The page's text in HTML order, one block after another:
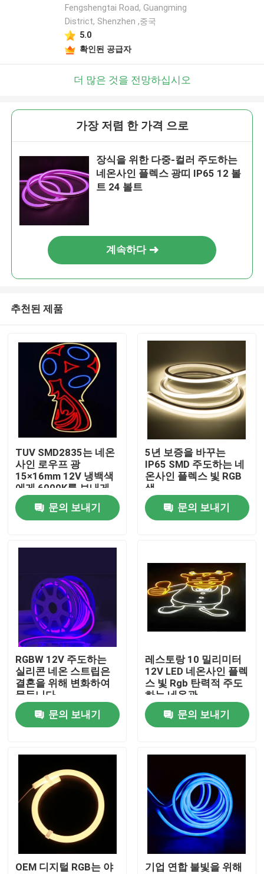
우리에 대하여
공장 여행
품질 관리
연락주세요
뉴스
서피스는 주도하는 프로필을 탑재했습니다
오목한 주도하는 프로필
플라스터 보드는 프로필을 이끌었습니다
Fengshengtai Road, Guangming
District, Shenzhen ,중국
5.0
확인된 공급자
더 많은 것을 전망하십시오
가장 저렴 한 가격 으로
장식을 위한 다중-컬러 주도하는
네온사인 플렉스 광띠 IP65 12 볼
트 24 볼트
계속하다
추천된 제품
TUV SMD2835는 네온
사인 로우프 광
15×16mm 12V 냉백색
에게 6000K를 보내게
했습니다
문의 보내기
5년 보증을 바꾸는
IP65 SMD 주도하는 네
온사인 플렉스 빛 RGB
색
문의 보내기
RGBW 12V 주도하는
실리콘 네온 스트립은
결혼을 위해 변화하여
물듭니다
문의 보내기
레스토랑 10 밀리미터
12V LED 네온사인 플렉
스 빛 Rgb 탄력적 주도
하는 네온관
문의 보내기
OEM 디지털 RGB는 야
기업 연합 불빛을 위해